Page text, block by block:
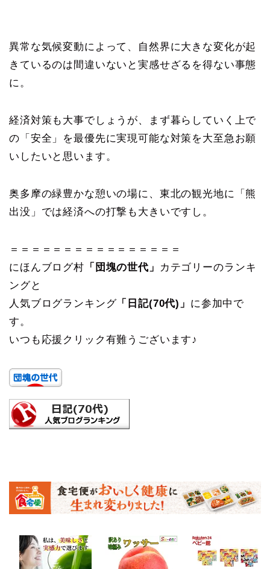
異常な気候変動によって、自然界に大きな変化が起
きているのは間違いないと実感せざるを得ない事態
に。
経済対策も大事でしょうが、まず暮らしていく上で
の「安全」を最優先に実現可能な対策を大至急お願
いしたいと思います。
奥多摩の緑豊かな憩いの場に、東北の観光地に「熊
出没」では経済への打撃も大きいですし。
＝＝＝＝＝＝＝＝＝＝＝＝＝＝＝＝
にほんブログ村 「団塊の世代」
カテゴリーのランキ
ングと
人気ブログランキング「日記(70代)」 に参加中で
す。
いつも応援クリック有難うございます♪